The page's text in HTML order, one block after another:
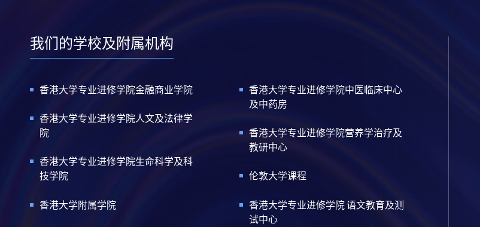
我们的学校及附属机构
香港大学专业进修学院金融商业学院
香港大学专业进修学院人文及法律学
院
香港大学专业进修学院生命科学及科
技学院
香港大学附属学院
香港大学专业进修学院中医临床中心
及中药房
香港大学专业进修学院营养学治疗及
教研中心
伦敦大学课程
香港大学专业进修学院 语文教育及测
试中心